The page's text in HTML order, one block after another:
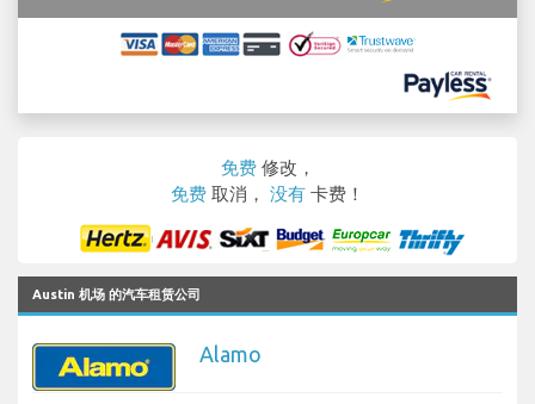
免费 修改，
免费 取消， 没有 卡费！
Austin 机场 的汽车租赁公司
Alamo